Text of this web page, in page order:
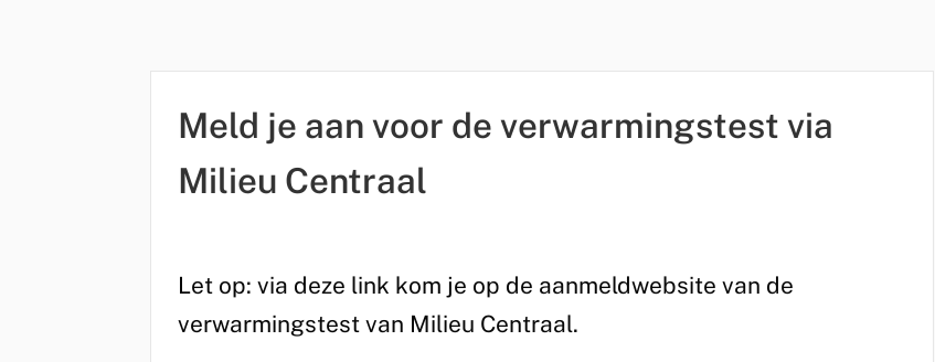
Meld je aan voor de verwarmingstest via
Milieu Centraal
Let op: via deze link kom je op de aanmeldwebsite van de
verwarmingstest van Milieu Centraal.